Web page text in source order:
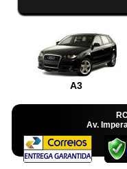
A3
Av.